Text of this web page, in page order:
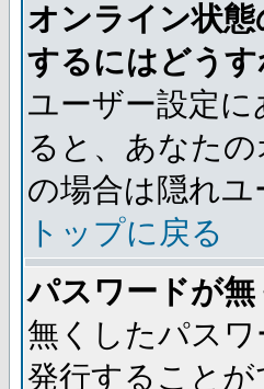
オンライン状
するにはどう
ユーザー設定
ると、あなた
の場合は隠れ
トップに戻る
パスワードが
無くしたパス
発行すること